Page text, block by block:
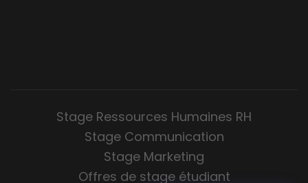
Stage Ressources Humaines RH
Stage Communication
Stage Marketing
Offres de stage étudiant